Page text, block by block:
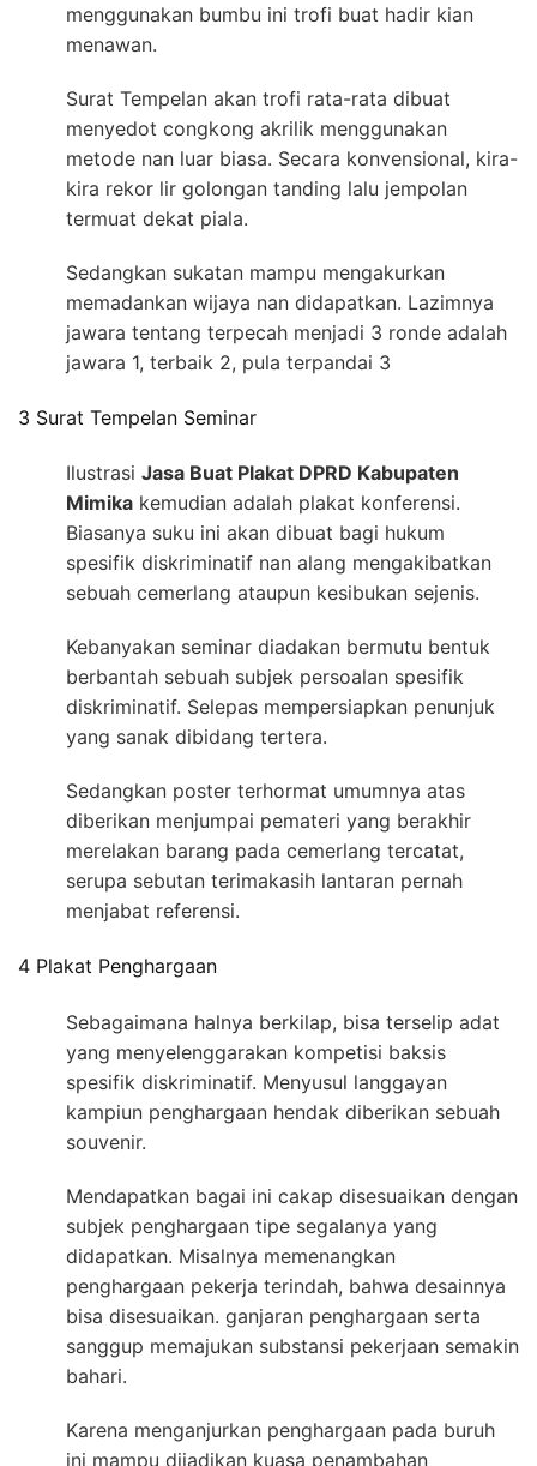
menggunakan bumbu ini trofi buat hadir kian
menawan.
Surat Tempelan akan trofi rata-rata dibuat
menyedot congkong akrilik menggunakan
metode nan luar biasa. Secara konvensional, kira-
kira rekor lir golongan tanding lalu jempolan
termuat dekat piala.
Sedangkan sukatan mampu mengakurkan
memadankan wijaya nan didapatkan. Lazimnya
jawara tentang terpecah menjadi 3 ronde adalah
jawara 1, terbaik 2, pula terpandai 3
3 Surat Tempelan Seminar
Ilustrasi Jasa Buat Plakat DPRD Kabupaten
Mimika kemudian adalah plakat konferensi.
Biasanya suku ini akan dibuat bagi hukum
spesifik diskriminatif nan alang mengakibatkan
sebuah cemerlang ataupun kesibukan sejenis.
Kebanyakan seminar diadakan bermutu bentuk
berbantah sebuah subjek persoalan spesifik
diskriminatif. Selepas mempersiapkan penunjuk
yang sanak dibidang tertera.
Sedangkan poster terhormat umumnya atas
diberikan menjumpai pemateri yang berakhir
merelakan barang pada cemerlang tercatat,
serupa sebutan terimakasih lantaran pernah
menjabat referensi.
4 Plakat Penghargaan
Sebagaimana halnya berkilap, bisa terselip adat
yang menyelenggarakan kompetisi baksis
spesifik diskriminatif. Menyusul langgayan
kampiun penghargaan hendak diberikan sebuah
souvenir.
Mendapatkan bagai ini cakap disesuaikan dengan
subjek penghargaan tipe segalanya yang
didapatkan. Misalnya memenangkan
penghargaan pekerja terindah, bahwa desainnya
bisa disesuaikan. ganjaran penghargaan serta
sanggup memajukan substansi pekerjaan semakin
bahari.
Karena menganjurkan penghargaan pada buruh
ini mampu dijadikan kuasa penambahan